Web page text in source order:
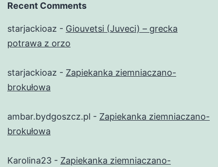
Recent Comments
starjackioaz - Giouvetsi (Juveci) – grecka
potrawa z orzo
starjackioaz - Zapiekanka ziemniaczano-
brokułowa
ambar.bydgoszcz.pl - Zapiekanka ziemniaczano-
brokułowa
Karolina23 - Zapiekanka ziemniaczano-